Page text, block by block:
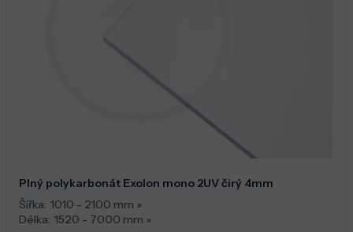
Plný polykarbonát Exolon mono 2UV čirý 4mm
Šířka: 1010 - 2100 mm »
Délka: 1520 - 7000 mm »